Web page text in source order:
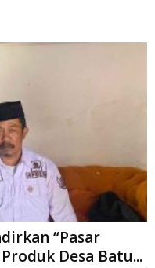
“Pasar
Desa Batu...